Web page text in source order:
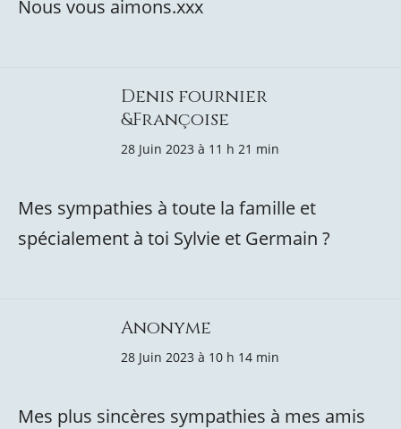
Nous vous aimons.xxx
Denis fournier
&Françoise
28 Juin 2023 à 11 h 21 min
Mes sympathies à toute la famille et
spécialement à toi Sylvie et Germain ?
Anonyme
28 Juin 2023 à 10 h 14 min
Mes plus sincères sympathies à mes amis